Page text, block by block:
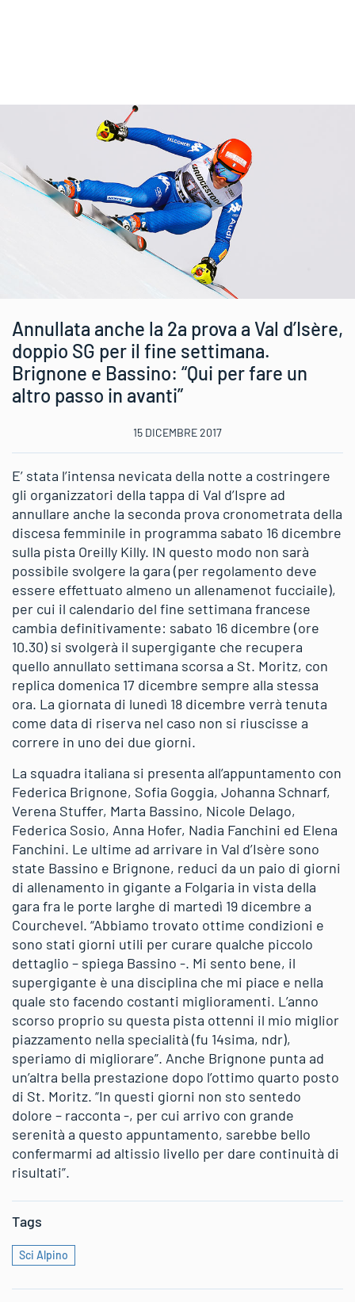
Annullata anche la 2a prova a Val d’Isère,
doppio SG per il fine settimana.
Brignone e Bassino: “Qui per fare un
altro passo in avanti”
15 DICEMBRE 2017
E’ stata l’intensa nevicata della notte a costringere
gli organizzatori della tappa di Val d’Ispre ad
annullare anche la seconda prova cronometrata della
discesa femminile in programma sabato 16 dicembre
sulla pista Oreilly Killy. IN questo modo non sarà
possibile svolgere la gara (per regolamento deve
essere effettuato almeno un allenamenot fucciaile),
per cui il calendario del fine settimana francese
cambia definitivamente: sabato 16 dicembre (ore
10.30) si svolgerà il supergigante che recupera
quello annullato settimana scorsa a St. Moritz, con
replica domenica 17 dicembre sempre alla stessa
ora. La giornata di lunedì 18 dicembre verrà tenuta
come data di riserva nel caso non si riuscisse a
correre in uno dei due giorni.
La squadra italiana si presenta all’appuntamento con
Federica Brignone, Sofia Goggia, Johanna Schnarf,
Verena Stuffer, Marta Bassino, Nicole Delago,
Federica Sosio, Anna Hofer, Nadia Fanchini ed Elena
Fanchini. Le ultime ad arrivare in Val d’Isère sono
state Bassino e Brignone, reduci da un paio di giorni
di allenamento in gigante a Folgaria in vista della
gara fra le porte larghe di martedì 19 dicembre a
Courchevel. “Abbiamo trovato ottime condizioni e
sono stati giorni utili per curare qualche piccolo
dettaglio – spiega Bassino -. Mi sento bene, il
supergigante è una disciplina che mi piace e nella
quale sto facendo costanti miglioramenti. L’anno
scorso proprio su questa pista ottenni il mio miglior
piazzamento nella specialità (fu 14sima, ndr),
speriamo di migliorare”. Anche Brignone punta ad
un’altra bella prestazione dopo l’ottimo quarto posto
di St. Moritz. “In questi giorni non sto sentedo
dolore – racconta -, per cui arrivo con grande
serenità a questo appuntamento, sarebbe bello
confermarmi ad altissio livello per dare continuità di
risultati”.
Tags
Sci Alpino